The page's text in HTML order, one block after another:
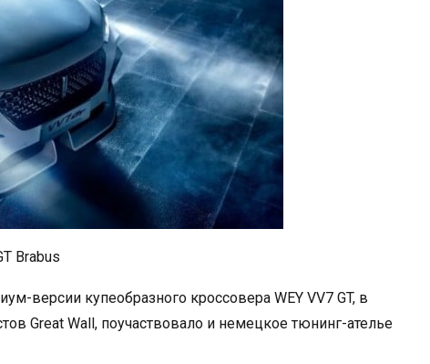
Brabus
версии купеобразного кроссовера WEY VV7 GT, в
Great Wall, поучаствовало и немецкое тюнинг-ателье